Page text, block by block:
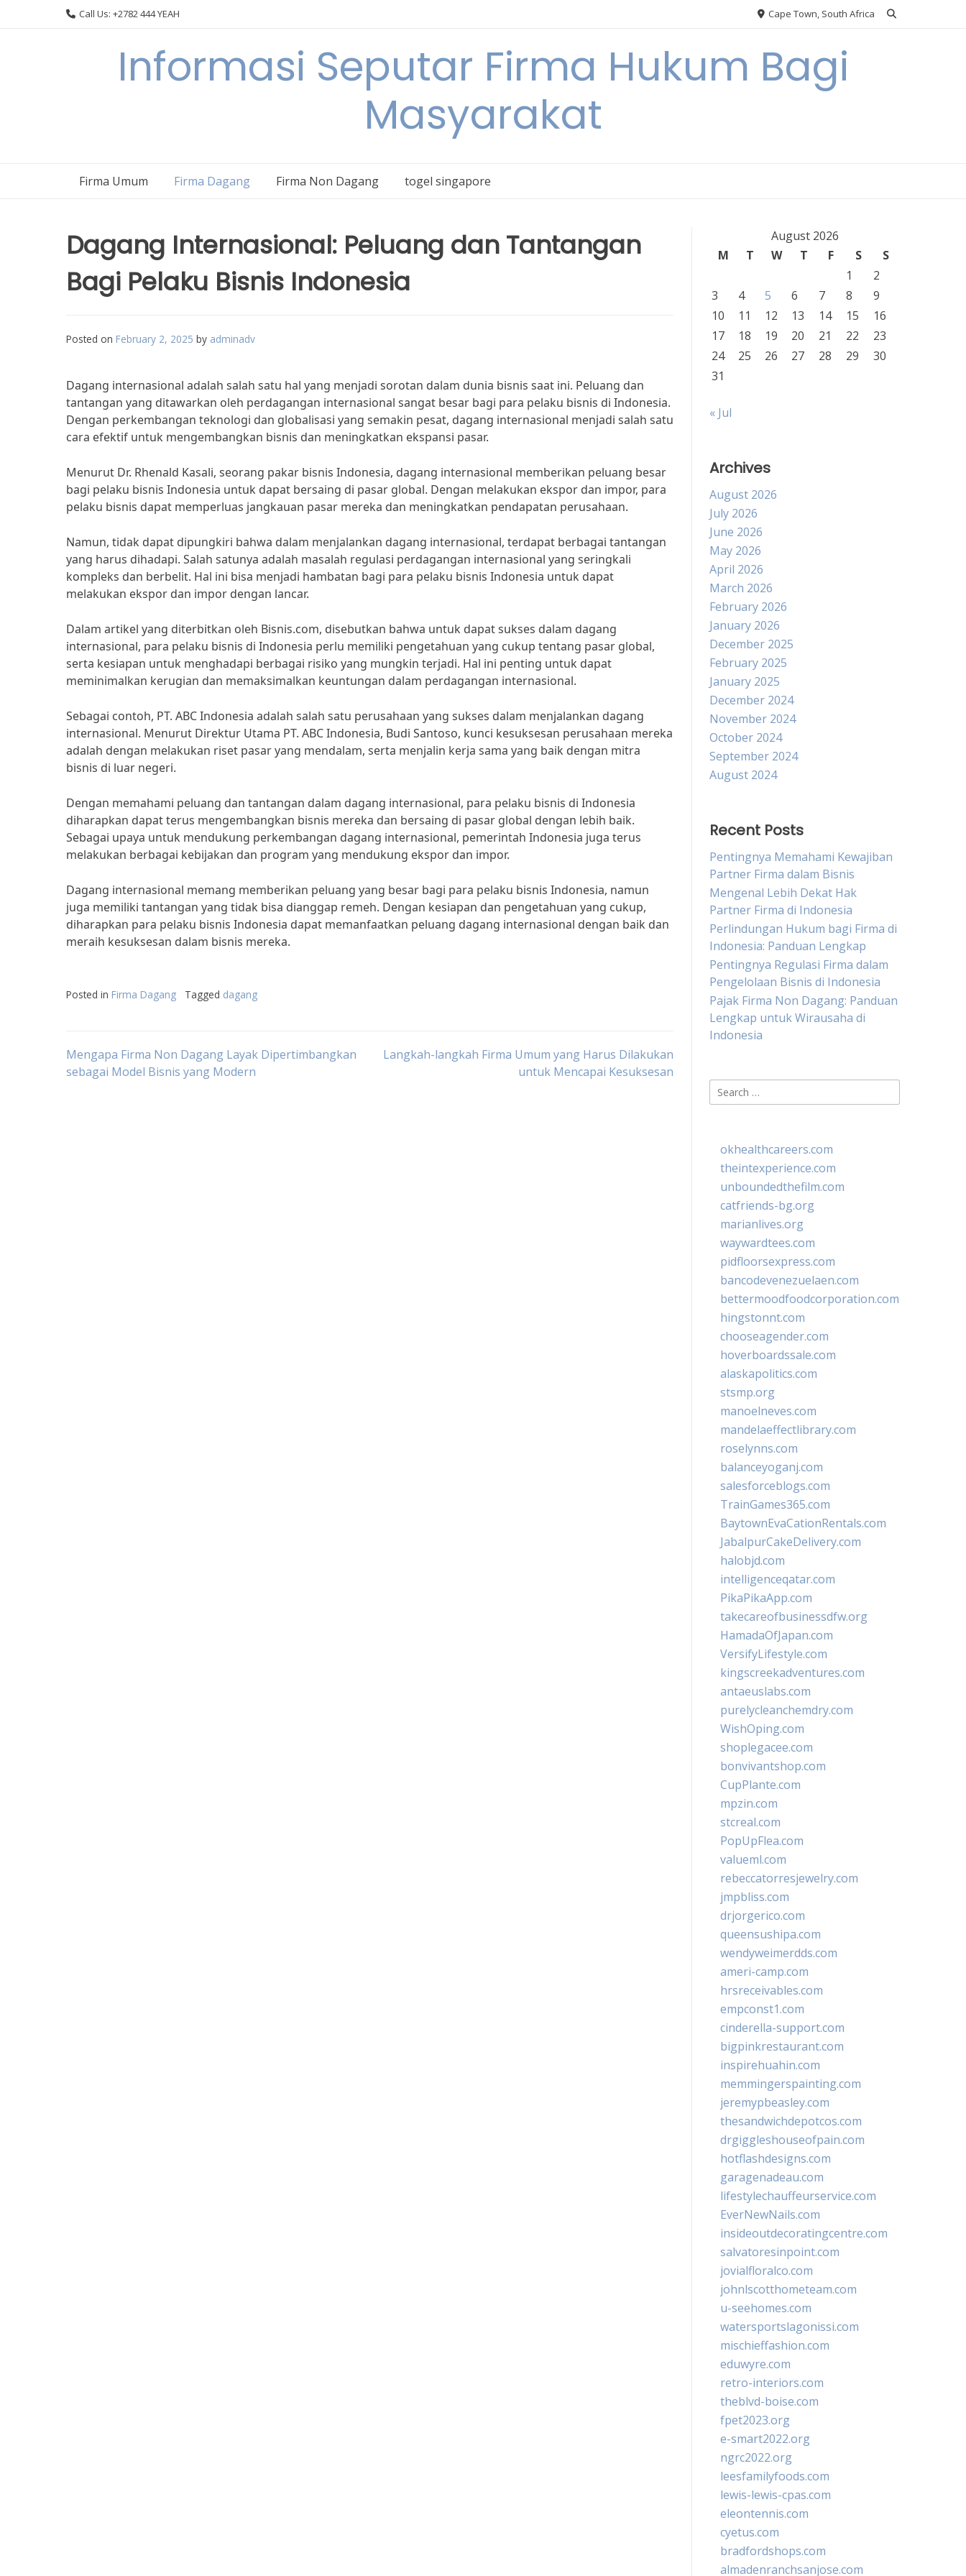
Call Us: +2782 444 YEAH Cape Town, South Africa
Informasi Seputar Firma Hukum Bagi
Masyarakat
Firma Umum Firma Dagang Firma Non Dagang togel singapore
Dagang Internasional: Peluang dan Tantangan
Bagi Pelaku Bisnis Indonesia
Posted on February 2, 2025 by adminadv
Dagang internasional adalah salah satu hal yang menjadi sorotan dalam dunia bisnis saat ini. Peluang dan
tantangan yang ditawarkan oleh perdagangan internasional sangat besar bagi para pelaku bisnis di Indonesia.
Dengan perkembangan teknologi dan globalisasi yang semakin pesat, dagang internasional menjadi salah satu
cara efektif untuk mengembangkan bisnis dan meningkatkan ekspansi pasar.
Menurut Dr. Rhenald Kasali, seorang pakar bisnis Indonesia, dagang internasional memberikan peluang besar
bagi pelaku bisnis Indonesia untuk dapat bersaing di pasar global. Dengan melakukan ekspor dan impor, para
pelaku bisnis dapat memperluas jangkauan pasar mereka dan meningkatkan pendapatan perusahaan.
Namun, tidak dapat dipungkiri bahwa dalam menjalankan dagang internasional, terdapat berbagai tantangan
yang harus dihadapi. Salah satunya adalah masalah regulasi perdagangan internasional yang seringkali
kompleks dan berbelit. Hal ini bisa menjadi hambatan bagi para pelaku bisnis Indonesia untuk dapat
melakukan ekspor dan impor dengan lancar.
Dalam artikel yang diterbitkan oleh Bisnis.com, disebutkan bahwa untuk dapat sukses dalam dagang
internasional, para pelaku bisnis di Indonesia perlu memiliki pengetahuan yang cukup tentang pasar global,
serta kesiapan untuk menghadapi berbagai risiko yang mungkin terjadi. Hal ini penting untuk dapat
meminimalkan kerugian dan memaksimalkan keuntungan dalam perdagangan internasional.
Sebagai contoh, PT. ABC Indonesia adalah salah satu perusahaan yang sukses dalam menjalankan dagang
internasional. Menurut Direktur Utama PT. ABC Indonesia, Budi Santoso, kunci kesuksesan perusahaan mereka
adalah dengan melakukan riset pasar yang mendalam, serta menjalin kerja sama yang baik dengan mitra
bisnis di luar negeri.
Dengan memahami peluang dan tantangan dalam dagang internasional, para pelaku bisnis di Indonesia
diharapkan dapat terus mengembangkan bisnis mereka dan bersaing di pasar global dengan lebih baik.
Sebagai upaya untuk mendukung perkembangan dagang internasional, pemerintah Indonesia juga terus
melakukan berbagai kebijakan dan program yang mendukung ekspor dan impor.
Dagang internasional memang memberikan peluang yang besar bagi para pelaku bisnis Indonesia, namun
juga memiliki tantangan yang tidak bisa dianggap remeh. Dengan kesiapan dan pengetahuan yang cukup,
diharapkan para pelaku bisnis Indonesia dapat memanfaatkan peluang dagang internasional dengan baik dan
meraih kesuksesan dalam bisnis mereka.
Posted in Firma Dagang Tagged dagang
Post
Mengapa Firma Non Dagang Layak Dipertimbangkan
sebagai Model Bisnis yang Modern
Langkah-langkah Firma Umum yang Harus Dilakukan
untuk Mencapai Kesuksesan
August 2026
M
T W T F S
S
1
2
3
4 5 6 7 8
9
10
11 12 13 14 15
16
17
18 19 20 21 22
23
24
25 26 27 28 29
30
31
« Jul
Archives
August 2026
July 2026
June 2026
May 2026
April 2026
March 2026
February 2026
January 2026
December 2025
February 2025
January 2025
December 2024
November 2024
October 2024
September 2024
August 2024
Recent Posts
Pentingnya Memahami Kewajiban
Partner Firma dalam Bisnis
Mengenal Lebih Dekat Hak
Partner Firma di Indonesia
Perlindungan Hukum bagi Firma di
Indonesia: Panduan Lengkap
Pentingnya Regulasi Firma dalam
Pengelolaan Bisnis di Indonesia
Pajak Firma Non Dagang: Panduan
Lengkap untuk Wirausaha di
Indonesia
Search
for:
okhealthcareers.com
theintexperience.com
unboundedthefilm.com
catfriends-bg.org
marianlives.org
waywardtees.com
pidfloorsexpress.com
bancodevenezuelaen.com
bettermoodfoodcorporation.com
hingstonnt.com
chooseagender.com
hoverboardssale.com
alaskapolitics.com
stsmp.org
manoelneves.com
mandelaeffectlibrary.com
roselynns.com
balanceyoganj.com
salesforceblogs.com
TrainGames365.com
BaytownEvaCationRentals.com
JabalpurCakeDelivery.com
halobjd.com
intelligenceqatar.com
PikaPikaApp.com
takecareofbusinessdfw.org
HamadaOfJapan.com
VersifyLifestyle.com
kingscreekadventures.com
antaeuslabs.com
purelycleanchemdry.com
WishOping.com
shoplegacee.com
bonvivantshop.com
CupPlante.com
mpzin.com
stcreal.com
PopUpFlea.com
valueml.com
rebeccatorresjewelry.com
jmpbliss.com
drjorgerico.com
queensushipa.com
wendyweimerdds.com
ameri-camp.com
hrsreceivables.com
empconst1.com
cinderella-support.com
bigpinkrestaurant.com
inspirehuahin.com
memmingerspainting.com
jeremypbeasley.com
thesandwichdepotcos.com
drgiggleshouseofpain.com
hotflashdesigns.com
garagenadeau.com
lifestylechauffeurservice.com
EverNewNails.com
insideoutdecoratingcentre.com
salvatoresinpoint.com
jovialfloralco.com
johnlscotthometeam.com
u-seehomes.com
watersportslagonissi.com
mischieffashion.com
eduwyre.com
retro-interiors.com
theblvd-boise.com
fpet2023.org
e-smart2022.org
ngrc2022.org
leesfamilyfoods.com
lewis-lewis-cpas.com
eleontennis.com
cyetus.com
bradfordshops.com
almadenranchsanjose.com